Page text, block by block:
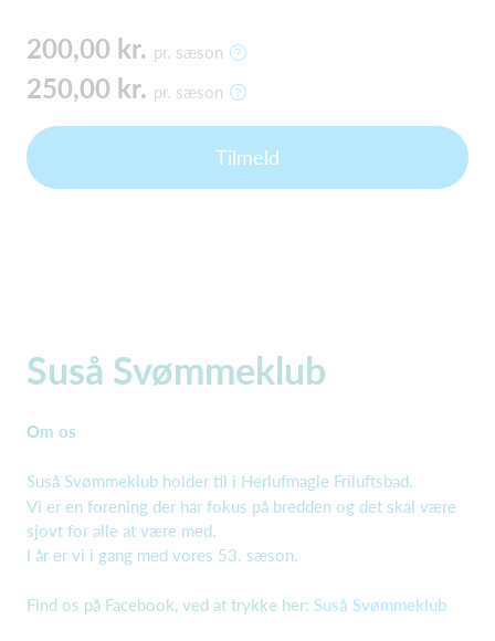
200,00 kr. pr. sæson
250,00 kr. pr. sæson
Tilmeld
Suså Svømmeklub
Om os
Suså Svømmeklub holder til i Herlufmagle Friluftsbad.
Vi er en forening der har fokus på bredden og det skal være
sjovt for alle at være med.
I år er vi i gang med vores 53. sæson.
Find os på Facebook, ved at trykke her: Suså Svømmeklub